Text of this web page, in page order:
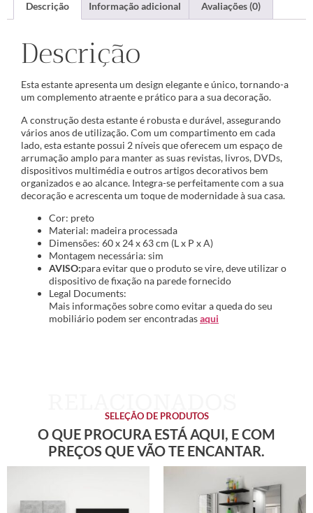
Descrição Informação adicional Avaliações (0)
Descrição
Esta estante apresenta um design elegante e único, tornando-a
um complemento atraente e prático para a sua decoração.
A construção desta estante é robusta e durável, assegurando
vários anos de utilização. Com um compartimento em cada
lado, esta estante possui 2 níveis que oferecem um espaço de
arrumação amplo para manter as suas revistas, livros, DVDs,
dispositivos multimédia e outros artigos decorativos bem
organizados e ao alcance. Integra-se perfeitamente com a sua
decoração e acrescenta um toque de modernidade à sua casa.
Cor: preto
Material: madeira processada
Dimensões: 60 x 24 x 63 cm (L x P x A)
Montagem necessária: sim
AVISO:para evitar que o produto se vire, deve utilizar o
dispositivo de fixação na parede fornecido
Legal Documents:
Mais informações sobre como evitar a queda do seu
mobiliário podem ser encontradasaqui
SELEÇÃO DE PRODUTOS
O QUE PROCURA ESTÁ AQUI, E COM
PREÇOS QUE VÃO TE ENCANTAR.